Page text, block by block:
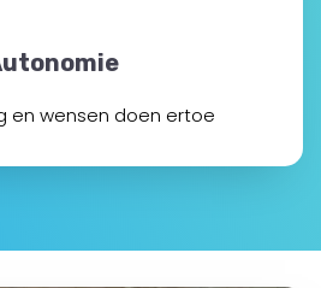
en wensen doen ertoe